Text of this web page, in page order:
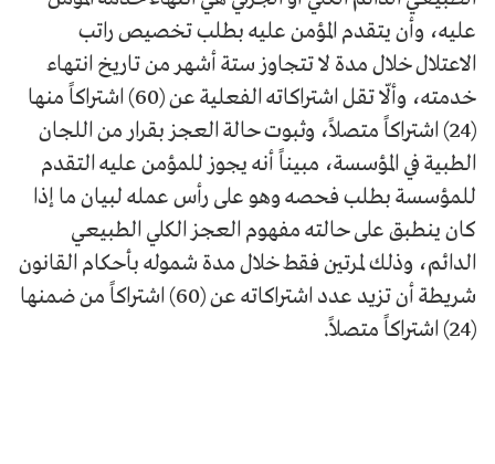
عليه، وأن يتقدم المؤمن عليه بطلب تخصيص راتب
الاعتلال خلال مدة لا تتجاوز ستة أشهر من تاريخ انتهاء
خدمته، وألّا تقل اشتراكاته الفعلية عن (60) اشتراكاً منها
(24) اشتراكاً متصلاً، وثبوت حالة العجز بقرار من اللجان
الطبية في المؤسسة، مبيناً أنه يجوز للمؤمن عليه التقدم
للمؤسسة بطلب فحصه وهو على رأس عمله لبيان ما إذا
كان ينطبق على حالته مفهوم العجز الكلي الطبيعي
الدائم، وذلك لمرتين فقط خلال مدة شموله بأحكام القانون
شريطة أن تزيد عدد اشتراكاته عن (60) اشتراكاً من ضمنها
(24) اشتراكاً متصلاً.